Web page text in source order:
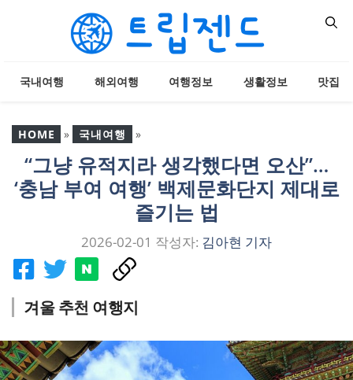
뛰
기
국내여행 해외여행 여행정보 생활정보 맛집
HOME » 국내여행 »
“그냥 유적지라 생각했다
면 오산”… ‘충남 부여 여행’
백제문화단지 제대로 즐기
“그냥 유적지라 생각했다면 오산”…
‘충남 부여 여행’ 백제문화단지 제대로
즐기는 법
2026-02-01 작성자: 김아현 기자
겨울 추천 여행지